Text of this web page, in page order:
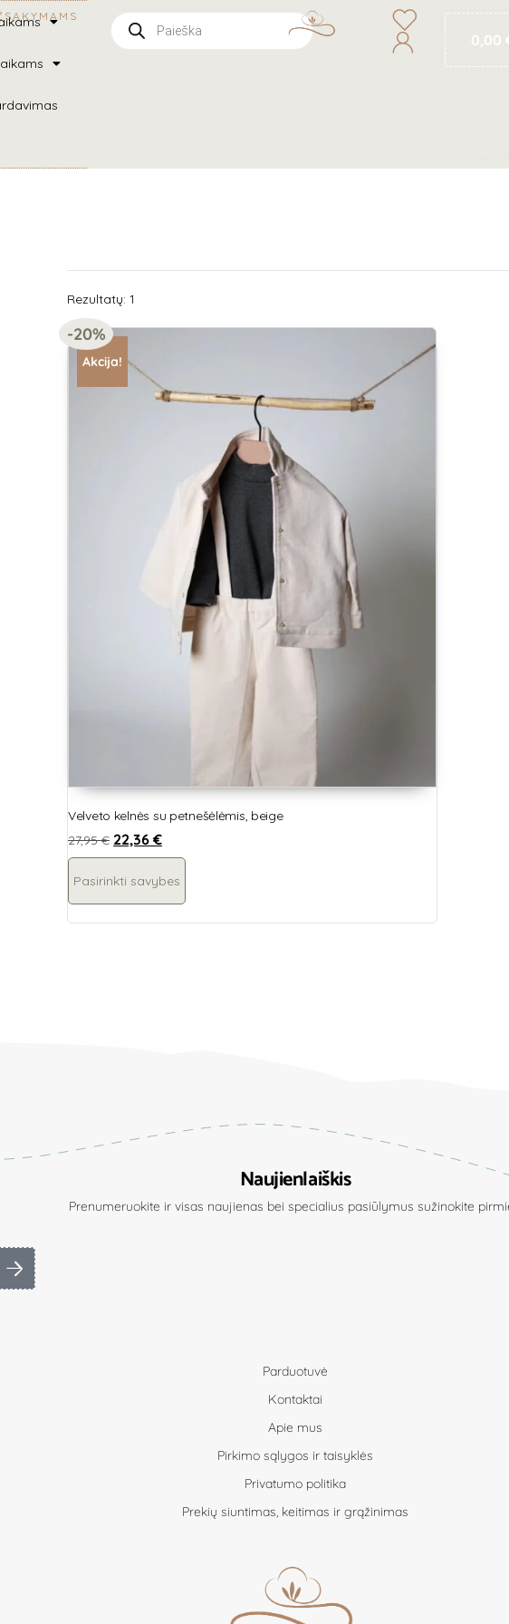
0,00
Rezultatų: 1
Akcija!
-20%
Velveto kelnės su petnešėlėmis, beige
27,95€ 22,36 €
Pasirinkti savybes
Naujienlaiškis
Prenumeruokite ir visas naujienas bei specialius pasiūlymus sužinokite
Parduotuvė
Kontaktai
Apie mus
Pirkimo sąlygos ir taisyklės
Privatumo politika
Prekių siuntimas, keitimas ir grąžinimas